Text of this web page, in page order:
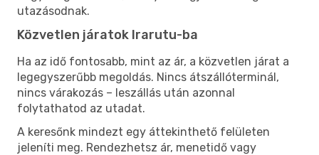
utazásodnak.
Közvetlen járatok Irarutu-ba
Ha az idő fontosabb, mint az ár, a közvetlen járat a
legegyszerűbb megoldás. Nincs átszállóterminál,
nincs várakozás – leszállás után azonnal
folytathatod az utadat.
A keresőnk mindezt egy áttekinthető felületen
jeleníti meg. Rendezhetsz ár, menetidő vagy